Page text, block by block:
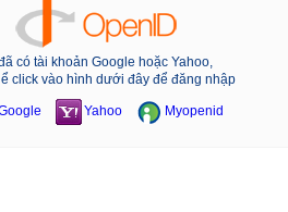
có tài khoản Google hoặc Yahoo,
click vào hình dưới đây để đăng nhập
Yahoo Myopenid